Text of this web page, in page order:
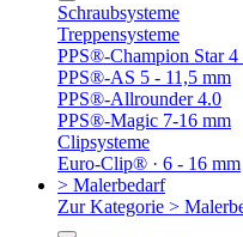
Schraubsysteme
Treppensysteme
PPS®-Champion Star 4
PPS®-AS 5 - 11,5 mm
PPS®-Allrounder 4.0
PPS®-Magic 7-16 mm
Clipsysteme
Euro-Clip® · 6 - 16 mm
> Malerbedarf
Zur Kategorie >